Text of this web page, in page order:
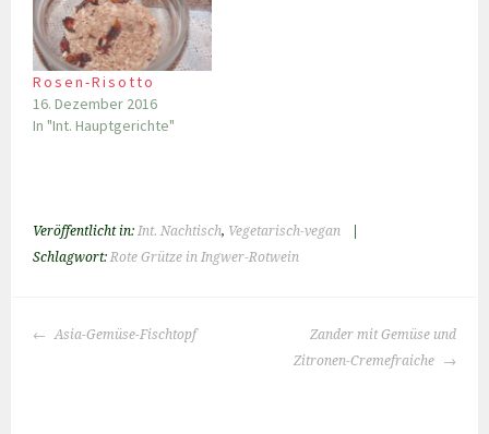
Rosen-Risotto
16. Dezember 2016
In "Int. Hauptgerichte"
Veröffentlicht in: Int. Nachtisch, Vegetarisch-vegan
Schlagwort: Rote Grütze in Ingwer-Rotwein
BEITRAGS-
Asia-Gemüse-Fischtopf
Zander mit Gemüse und
Zitronen-Cremefraiche